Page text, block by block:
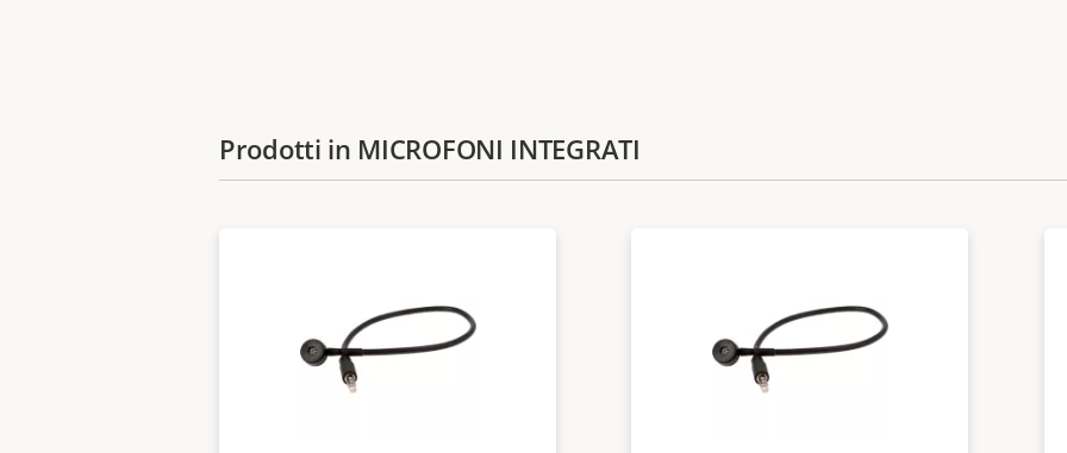
Prodotti in MICROFONI INTEGRATI